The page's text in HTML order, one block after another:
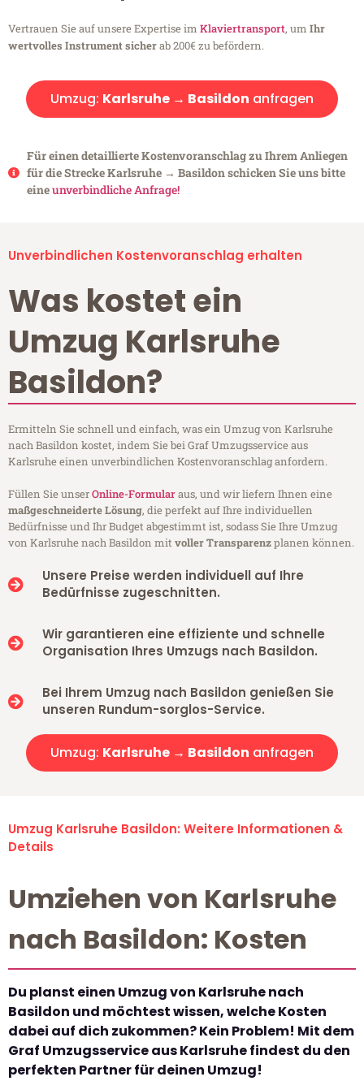
Vertrauen Sie auf unsere Expertise im Klaviertransport, um Ihr
wertvolles Instrument sicherab 200€ zu befördern.
Umzug: Karlsruhe → Basildon anfragen
Für einen detaillierte Kostenvoranschlag zu Ihrem Anliegen
für die Strecke Karlsruhe → Basildon schicken Sie uns bitte
eineunverbindliche Anfrage!
Unverbindlichen Kostenvoranschlag erhalten
Was kostet ein
Umzug Karlsruhe
Basildon?
Ermitteln Sie schnell und einfach, was ein Umzug von Karlsruhe
nach Basildon kostet, indem Sie bei Graf Umzugsservice aus
Karlsruhe einen unverbindlichen Kostenvoranschlag anfordern.
Füllen Sie unserOnline-Formularaus, und wir liefern Ihnen eine
maßgeschneiderte Lösung, die perfekt auf Ihre individuellen
Bedürfnisse und Ihr Budget abgestimmt ist, sodass Sie Ihre Umzug
von Karlsruhe nach Basildon mitvoller Transparenzplanen können.
Unsere Preise werden individuell auf Ihre
Bedürfnisse zugeschnitten.
Wir garantieren eine effiziente und schnelle
Organisation Ihres Umzugs nach Basildon.
Bei Ihrem Umzug nach Basildon genießen Sie
unseren Rundum-sorglos-Service.
Umzug: Karlsruhe → Basildon anfragen
Umzug Karlsruhe Basildon: Weitere Informationen &
Details
Umziehen von Karlsruhe
nach Basildon: Kosten
Du planst einen Umzug von Karlsruhe nach
Basildon und möchtest wissen, welche Kosten
dabei auf dich zukommen? Kein Problem! Mit dem
Graf Umzugsservice aus Karlsruhe findest du den
perfekten Partner für deinen Umzug!